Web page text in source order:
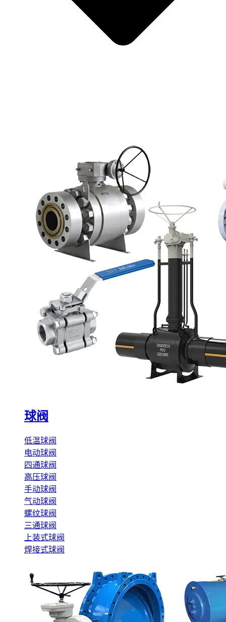
球阀
低温球阀
电动球阀
四通球阀
高压球阀
手动球阀
气动球阀
螺纹球阀
三通球阀
上装式球阀
焊接式球阀